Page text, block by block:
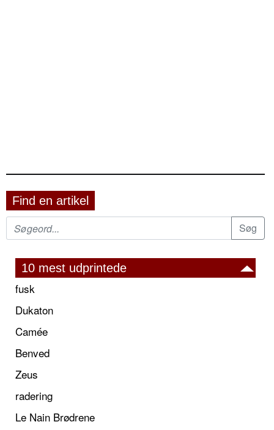
Find en artikel
10 mest udprintede
fusk
Dukaton
Camée
Benved
Zeus
radering
Le Nain Brødrene